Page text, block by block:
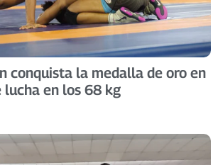
conquista la medalla de oro en
lucha en los 68 kg